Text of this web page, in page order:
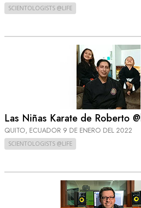
SCIENTOLOGISTS @LIFE
Las Niñas Karate de Roberto
QUITO, ECUADOR 9 DE ENERO DEL 2022
SCIENTOLOGISTS @LIFE